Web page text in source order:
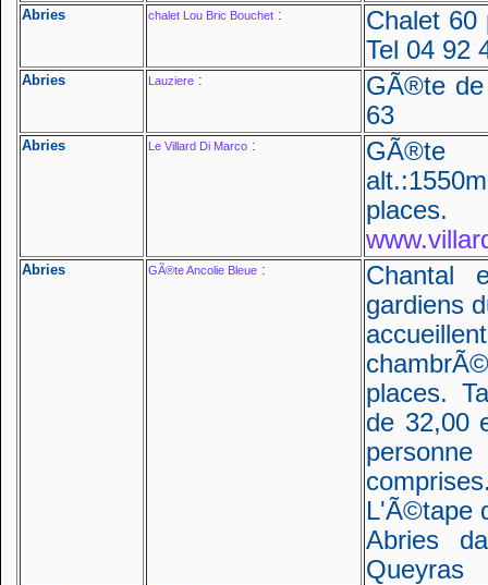
Abries chalet Lou Bric Bouchet :
Chalet 60
Tel 04 92
Abries Lauziere :
GÃ®te
63
Abries Le Villard Di Marco :
GÃ®te
Abries GÃ®te Ancolie Bleue :
Chantal
gardiens
places.
de 32,00
L'Ã©tape
Abries
Queyras